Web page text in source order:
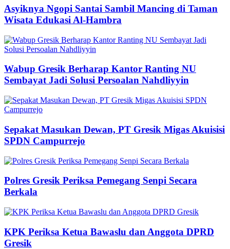
Asyiknya Ngopi Santai Sambil Mancing di Taman
Wisata Edukasi Al-Hambra
Wabup Gresik Berharap Kantor Ranting NU
Sembayat Jadi Solusi Persoalan Nahdliyyin
Sepakat Masukan Dewan, PT Gresik Migas Akuisisi
SPDN Campurrejo
Polres Gresik Periksa Pemegang Senpi Secara
Berkala
KPK Periksa Ketua Bawaslu dan Anggota DPRD
Gresik